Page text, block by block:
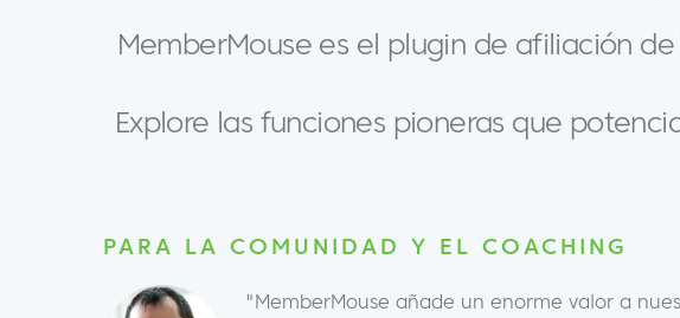
MemberMouse es el plugin de afiliación
Explore las funciones pioneras que
PARA LA COMUNIDAD Y EL COACHING
"MemberMouse añade un enorme valor a